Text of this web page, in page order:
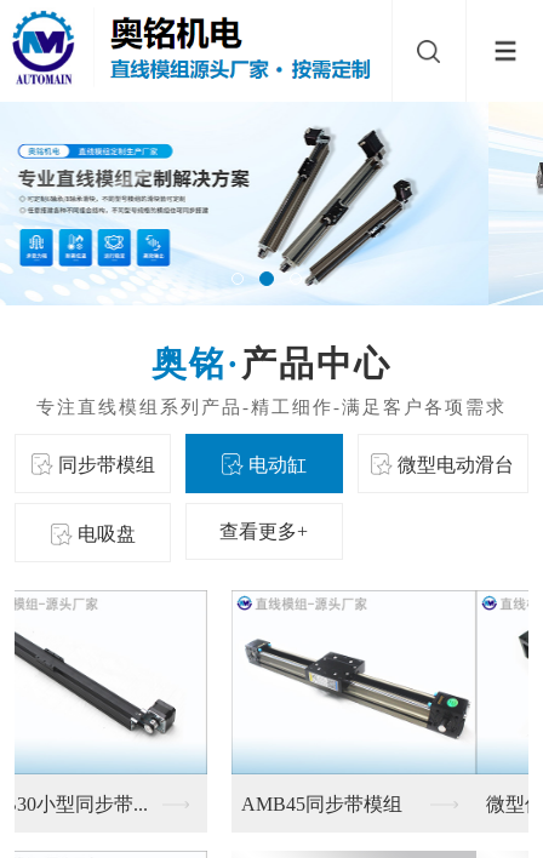
产品中心
同步带模组 电动缸 微型电动滑台
电吸盘 查看更多+
微型伺服电缸 微型伺服电缸